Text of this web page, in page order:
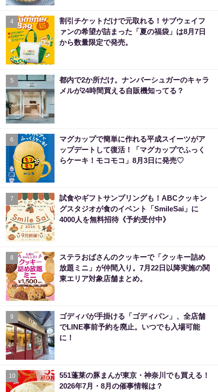
4
割引チケットだけで元取れる！サブウェイフ
ァンの希望が詰まった「夏の福袋」は8月7日
から数量限定で発売。
5
都内で2か所だけ。ナンバーシュガーのキャラ
メルが24時間買える自販機知ってる？
6
マグカップで簡単に作れる平成スイーツがア
ップデートして復活！「マグカップでふっく
らケーキ！モコモコ」8月3日に発売♡
7
試食やギフトサンプリングも！ABCクッキン
グスタジオが食のイベント「SmileSai」に
4000人を無料招待《予約受付中》
8
ステラおばさんのクッキーで「クッキー詰め
放題ミニ」が仲間入り。7月22日以降実施の関
東エリア対象店舗まとめ。
9
ゴディバが手掛ける「ゴディパン」、全店舗
でLINE事前予約を廃止。いつでも入場可能
に！
10
551蓬莱の豚まんが東京・神奈川でも買える！
2026年7月・8月の催事情報は？